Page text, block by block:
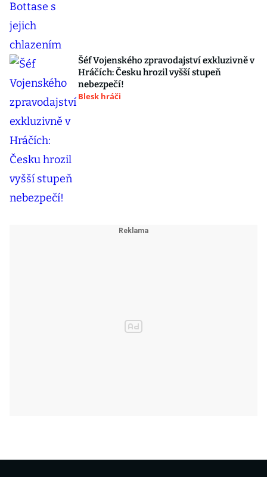
Šéf Vojenského zpravodajství exkluzivně v
Hráčích: Česku hrozil vyšší stupeň
nebezpečí!
Blesk hráči